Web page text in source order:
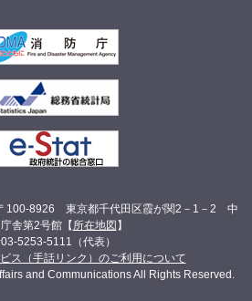
100-8926 東京都千代田区霞が関2－1－2 中
舎第2号館【 所在地図 】
5253-5111（代表）
ス（手話リンク）のご利用について
and Communications All Rights Reserved.